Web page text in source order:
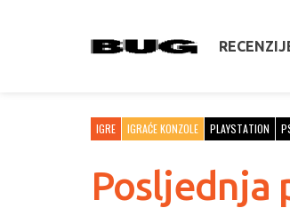
IGRE IGRAĆE KONZOLE PLAYSTATION
Posljednja